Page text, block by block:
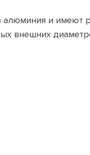
и имеют
внешних